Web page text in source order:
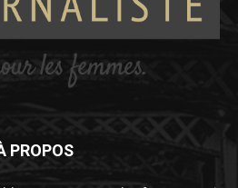
PROPOS